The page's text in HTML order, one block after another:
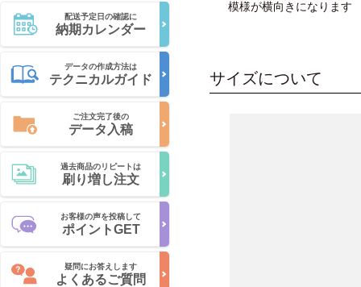
配送予定日の確認に
納期カレンダー
データの作成方法は
テクニカルガイド
ご注文完了後の
データ入稿
過去商品のリピートは
刷り増し注文
お客様の声を投稿して
ポイントGET
疑問にお答えします
よくあるご質問
模様が横向きになります
サイズについて